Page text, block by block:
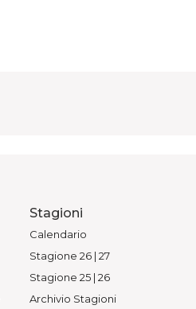
Stagioni
Calendario
Stagione 26 | 27
Stagione 25 | 26
Archivio Stagioni